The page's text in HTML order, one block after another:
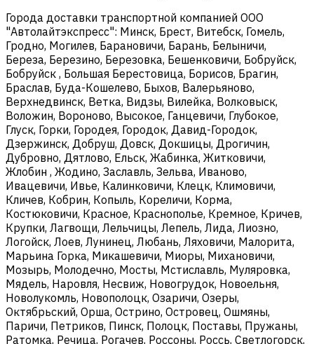
Города доставки транспортной компанией ООО
"Автолайтэкспресс": Минск, Брест, Витебск, Гомель,
Гродно, Могилев, Барановичи, Барань, Белыничи,
Береза, Березино, Березовка, Бешенковичи, Бобруйск,
Бобруйск , Большая Берестовица, Борисов, Брагин,
Браслав, Буда-Кошелево, Быхов, Валерьяново,
Верхнедвинск, Ветка, Видзы, Вилейка, Волковыск,
Воложин, Вороново, Высокое, Ганцевичи, Глубокое,
Глуск, Горки, Городея, Городок, Давид-Городок,
Дзержинск, Добруш, Довск, Докшицы, Дрогичин,
Дубровно, Дятлово, Ельск, Жабинка, Житковичи,
Жлобин , Жодино, Заславль, Зельва, Иваново,
Ивацевичи, Ивье, Калинковичи, Клецк, Климовичи,
Кличев, Кобрин, Копыль, Кореличи, Корма,
Костюковичи, Красное, Краснополье, Кремное, Кричев,
Крупки, Лагвощи, Лельчицы, Лепель, Лида, Лиозно,
Логойск, Лоев, Лунинец, Любань, Ляховичи, Малорита,
Марьина Горка, Микашевичи, Миоры, Михановичи,
Мозырь, Молодечно, Мосты, Мстиславль, Муляровка,
Мядель, Наровля, Несвиж, Новогрудок, Новоельня,
Новолукомль, Новополоцк, Озаричи, Озеры,
Октябрьский, Орша, Острино, Островец, Ошмяны,
Паричи, Петриков, Пинск, Полоцк, Поставы, Пружаны,
Ратомка, Речица, Рогачев, Россоны, Россь, Светлогорск,